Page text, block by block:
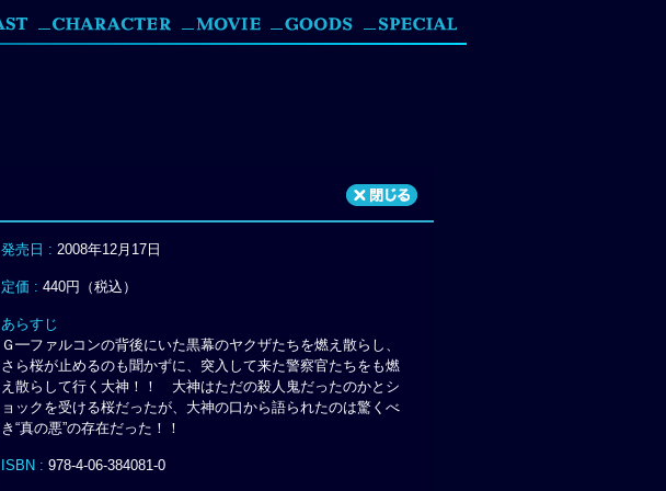
発売日 : 2008年12月17日
定価 : 440円（税込）
あらすじ
Ｇ━ファルコンの背後にいた黒幕のヤクザたちを燃え散らし、
さら桜が止めるのも聞かずに、突入して来た警察官たちをも燃
え散らして行く大神！！ 大神はただの殺人鬼だったのかとシ
ョックを受ける桜だったが、大神の口から語られたのは驚くべ
き“真の悪”の存在だった！！
ISBN : 978-4-06-384081-0